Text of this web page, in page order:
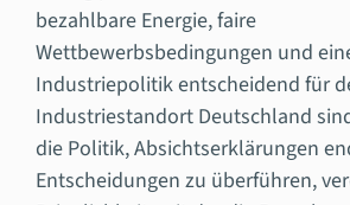
bezahlbare Energie, faire
Wettbewerbsbedingungen und
Industriepolitik entscheidend für
Industriestandort Deutschland
die Politik, Absichtserklärungen
Entscheidungen zu überführen,